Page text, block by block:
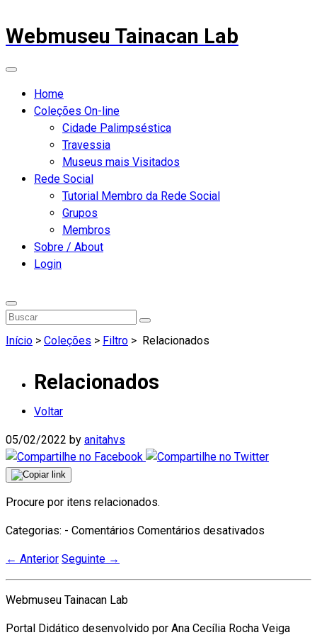
Webmuseu Tainacan Lab
Home
Coleções On-line
Cidade Palimpséstica
Travessia
Museus mais Visitados
Rede Social
Tutorial Membro da Rede Social
Grupos
Membros
Sobre / About
Login
Início > Coleções > Filtro > Relacionados
Relacionados
Voltar
05/02/2022 by anitahvs
Procure por itens relacionados.
Categorias: - Comentários Comentários desativados
← Anterior Seguinte →
Webmuseu Tainacan Lab
Portal Didático desenvolvido por Ana Cecília Rocha Veiga